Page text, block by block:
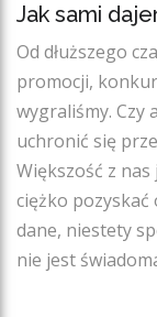
Jak sami
Od dłuższego
promocji,
wygraliśmy. Czy
uchronić się
Większość z
ciężko
dane, niestety
nie jest